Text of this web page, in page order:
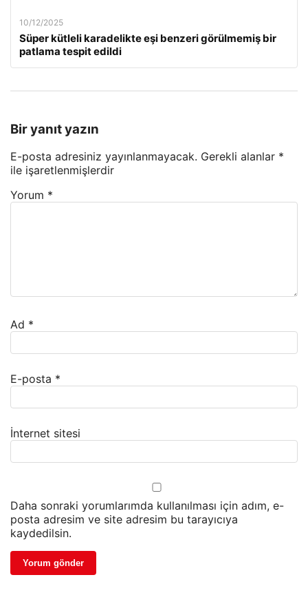
10/12/2025
Süper kütleli karadelikte eşi benzeri görülmemiş bir
patlama tespit edildi
Bir yanıt yazın
E-posta adresiniz yayınlanmayacak. Gerekli alanlar *
ile işaretlenmişlerdir
Yorum *
Ad *
E-posta *
İnternet sitesi
Daha sonraki yorumlarımda kullanılması için adım, e-
posta adresim ve site adresim bu tarayıcıya
kaydedilsin.